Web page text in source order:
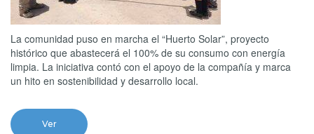
La comunidad puso en marcha el “Huerto Solar”, proyecto
histórico que abastecerá el 100% de su consumo con energía
limpia. La iniciativa contó con el apoyo de la compañía y marca
un hito en sostenibilidad y desarrollo local.
Ver